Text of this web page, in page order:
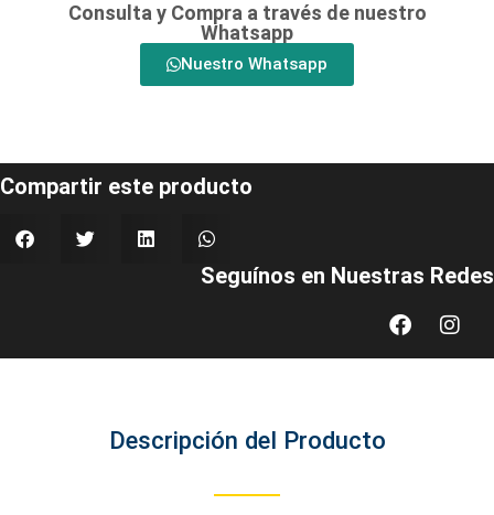
Consulta y Compra a través de nuestro
Whatsapp
Nuestro Whatsapp
Compartir este producto
Seguínos en Nuestras Redes
Descripción del Producto